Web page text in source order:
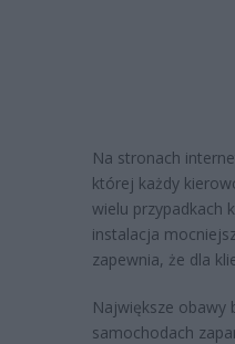
Na stronach
której każdy
wielu przypadkach
instalacja
zapewnia, że dla
Największe obawy
samochodach